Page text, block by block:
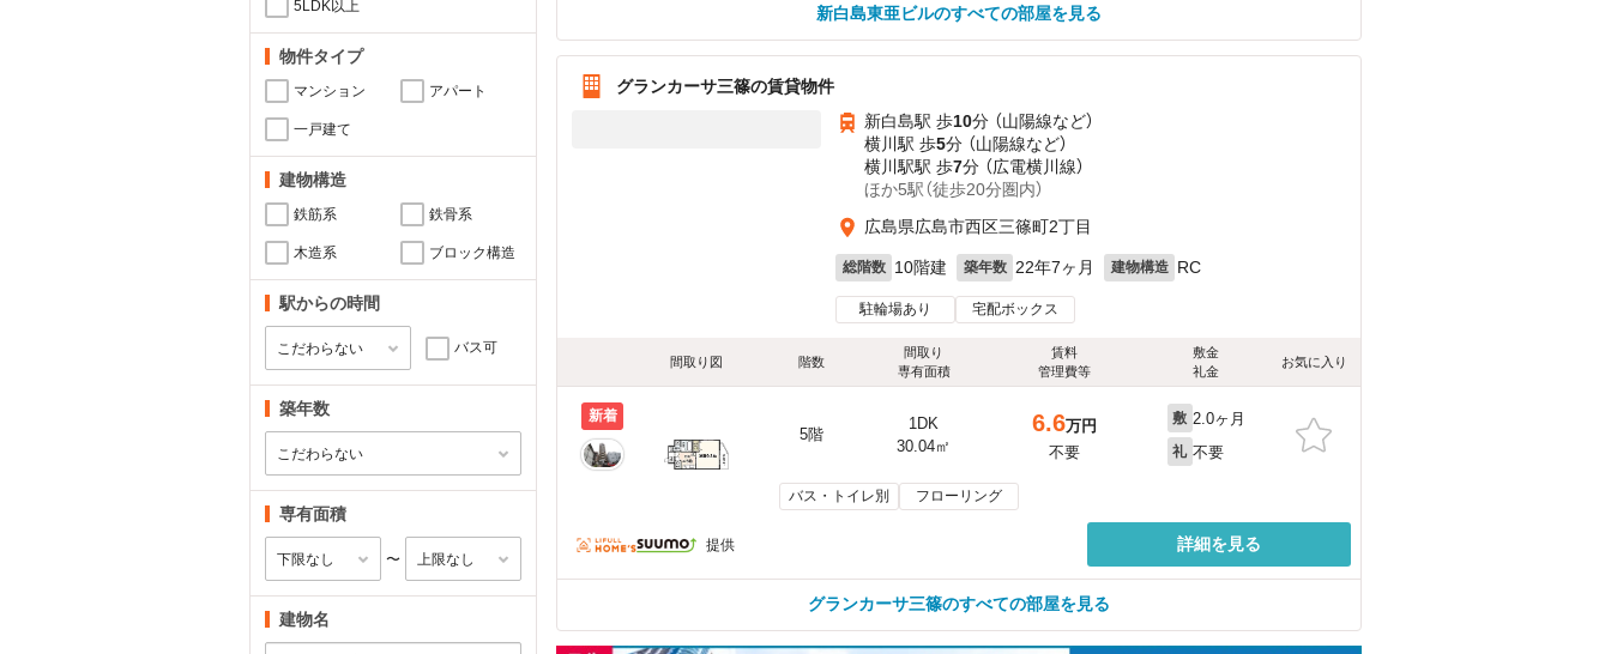
5LDK以上
物件タイプ
マンション アパート
一戸建て
建物構造
鉄筋系 鉄骨系
木造系 ブロック構造
駅からの時間
バス可
築年数
専有面積
〜
建物名
新白島東亜ビルのすべての部屋を見る
グランカーサ三篠の賃貸物件
新白島駅 歩10分 （山陽線など）
横川駅 歩5分 （山陽線など）
横川駅駅 歩7分 （広電横川線）
ほか5駅（徒歩20分圏内）
広島県広島市西区三篠町2丁目
総階数 10階建 築年数 22年7ヶ月 建物構造 RC
駐輪場あり 宅配ボックス
間取り図 階数
間取り
専有面積
賃料
管理費等
敷金
礼金
お気に入り
新着
5階
1DK
30.04㎡
6.6万円
不要
敷 2.0ヶ月
礼 不要
バス・トイレ別 フローリング
提供 詳細を見る
グランカーサ三篠のすべての部屋を見る